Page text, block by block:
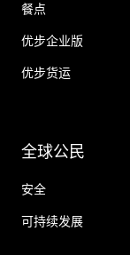
餐点
优步企业版
优步货运
全球公民
安全
可持续发展